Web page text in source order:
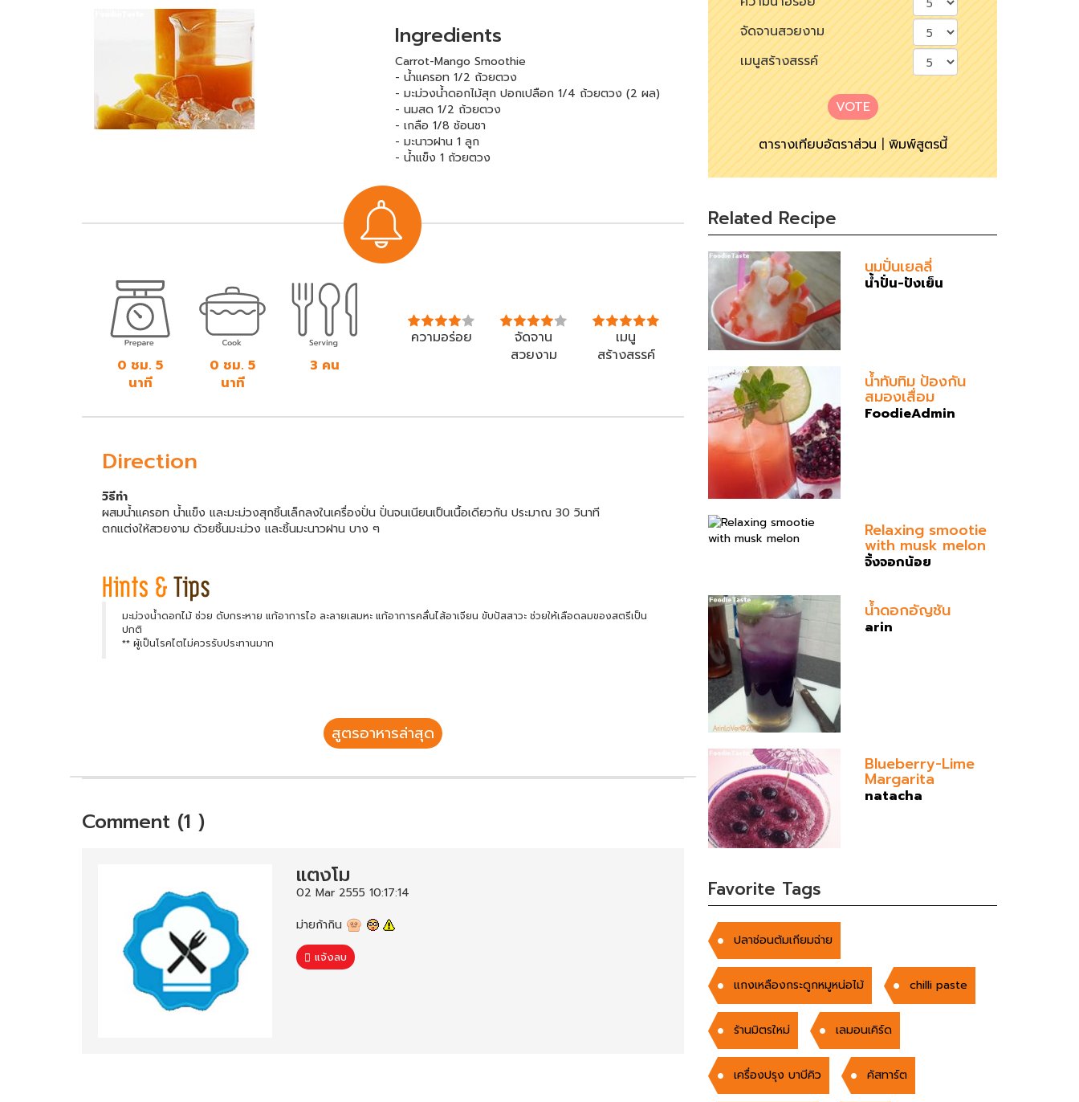
Ingredients
Carrot-Mango Smoothie
- น้ำแครอท 1/2 ถ้วยตวง
- มะม่วงน้ำดอกไม้สุก ปอกเปลือก 1/4 ถ้วยตวง (2 ผล)
- นมสด 1/2 ถ้วยตวง
- เกลือ 1/8 ช้อนชา
- มะนาวฝาน 1 ลูก
- น้ำแข็ง 1 ถ้วยตวง
0 ชม. 5
นาที
0 ชม. 5
นาที
3 คน
ความอร่อย
จัดจาน
สวยงาม
เมนู
สร้างสรรค์
Direction
วิธีทำ
ผสมน้ำแครอท น้ำแข็ง และมะม่วงสุกชิ้นเล็กลงในเครื่องปั่น ปั่นจนเนียนเป็นเนื้อเดียวกัน ประมาณ 30 วินาที
ตกแต่งให้สวยงาม ด้วยชิ้นมะม่วง และชิ้นมะนาวฝาน บาง ๆ
มะม่วงน้ำดอกไม้ ช่วย ดับกระหาย แก้อาการไอ ละลายเสมหะ แก้อาการคลื่นไส้อาเจียน ขับปัสสาวะ ช่วยให้เลือดลมของสตรีเป็น
ปกติ
** ผู้เป็นโรคไตไม่ควรรับประทานมาก
สูตรอาหารล่าสุด
Comment (1 )
แตงโม
02 Mar 2555 10:17:14
ม่ายก้ากิน
แจ้งลบ
จัดจานสวยงาม
เมนูสร้างสรรค์
VOTE
ตารางเทียบอัตราส่วน|พิมพ์สูตรนี้
Related Recipe
นมปั่นเยลลี่
น้ำปั่น-ปังเย็น
น้ำทับทิม ป้องกัน
สมองเสื่อม
FoodieAdmin
Relaxing smootie
with musk melon
จิ้งจอกน้อย
น้ำดอกอัญชัน
arin
Blueberry-Lime
Margarita
natacha
Favorite Tags
ปลาช่อนต้มเกียมฉ่าย
แกงเหลืองกระดูกหมูหน่อไม้ chilli paste
ร้านมิตรใหม่ เลมอนเคิร์ด
เครื่องปรุง บาบีคิว คัสทาร์ต